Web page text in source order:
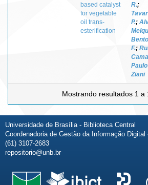
based catalyst
for vegetable
oil trans-
esterification
R.;
P.;
Bento
F.;
Ziani
Mostrando resultados 1 a
Universidade de Brasília - Biblioteca Central
Coordenadoria de Gestão da Informação Digital
(61) 3107-2683
repositorio@unb.br